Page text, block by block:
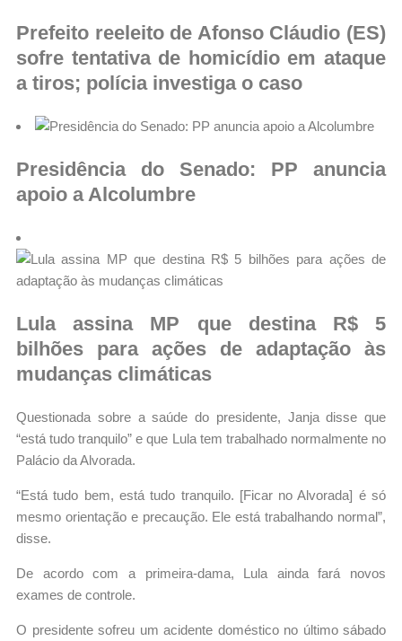
Prefeito reeleito de Afonso Cláudio (ES)
sofre tentativa de homicídio em ataque
a tiros; polícia investiga o caso
Presidência do Senado: PP anuncia
apoio a Alcolumbre
Lula assina MP que destina R$ 5
bilhões para ações de adaptação às
mudanças climáticas
Questionada sobre a saúde do presidente, Janja disse que
“está tudo tranquilo” e que Lula tem trabalhado normalmente no
Palácio da Alvorada.
“Está tudo bem, está tudo tranquilo. [Ficar no Alvorada] é só
mesmo orientação e precaução. Ele está trabalhando normal”,
disse.
De acordo com a primeira-dama, Lula ainda fará novos
exames de controle.
O presidente sofreu um acidente doméstico no último sábado